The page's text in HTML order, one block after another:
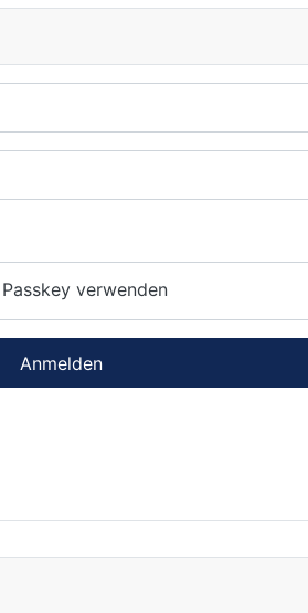
Passkey verwenden
Anmelden